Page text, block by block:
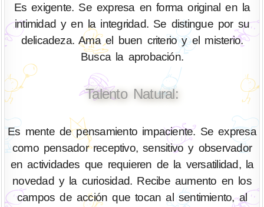
Es exigente. Se expresa en forma original en la
intimidad y en la integridad. Se distingue por su
delicadeza. Ama el buen criterio y el misterio.
Busca la aprobación.
Talento Natural:
Es mente de pensamiento impaciente. Se expresa
como pensador receptivo, sensitivo y observador
en actividades que requieren de la versatilidad, la
novedad y la curiosidad. Recibe aumento en los
campos de acción que tocan al sentimiento, al